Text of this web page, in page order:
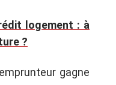
logement : à
?
gagne